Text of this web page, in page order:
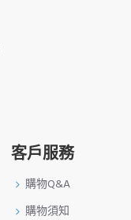
客戶服務
購物Q&A
購物須知